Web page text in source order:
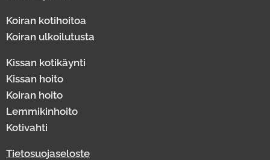
Koiran kotihoitoa
Koiran ulkoilutusta
Kissan kotikäynti
Kissan hoito
Koiran hoito
Lemmikinhoito
Kotivahti
Tietosuojaseloste